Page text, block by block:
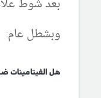
بعد شوط
وبشطل عام:
هل الفيتامينات